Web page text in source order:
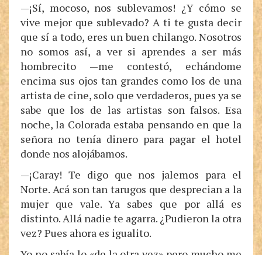
—¡Sí, mocoso, nos sublevamos! ¿Y cómo se
vive mejor que sublevado? A ti te gusta decir
que sí a todo, eres un buen chilango. Nosotros
no somos así, a ver si aprendes a ser más
hombrecito —me contestó, echándome
encima sus ojos tan grandes como los de una
artista de cine, solo que verdaderos, pues ya se
sabe que los de las artistas son falsos. Esa
noche, la Colorada estaba pensando en que la
señora no tenía dinero para pagar el hotel
donde nos alojábamos.
—¡Caray! Te digo que nos jalemos para el
Norte. Acá son tan tarugos que desprecian a la
mujer que vale. Ya sabes que por allá es
distinto. Allá nadie te agarra. ¿Pudieron la otra
vez? Pues ahora es igualito.